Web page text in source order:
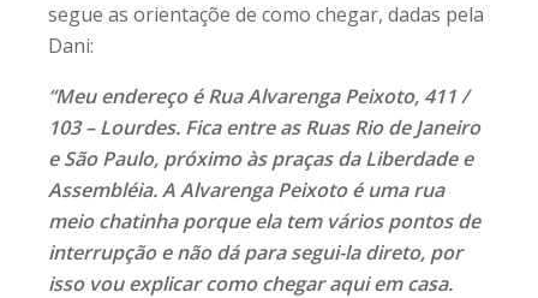
segue as orientaçõe de como chegar, dadas pela
Dani:
“Meu endereço é Rua Alvarenga Peixoto, 411 /
103 – Lourdes. Fica entre as Ruas Rio de Janeiro
e São Paulo, próximo às praças da Liberdade e
Assembléia. A Alvarenga Peixoto é uma rua
meio chatinha porque ela tem vários pontos de
interrupção e não dá para segui-la direto, por
isso vou explicar como chegar aqui em casa.